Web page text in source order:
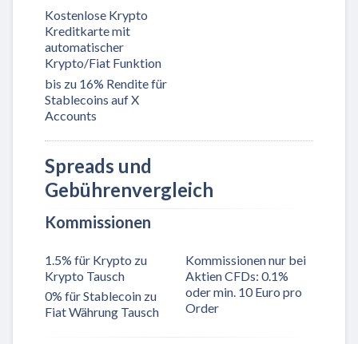
Kostenlose Krypto
Kreditkarte mit
automatischer
Krypto/Fiat Funktion
bis zu 16% Rendite für
Stablecoins auf X
Accounts
Spreads und
Gebührenvergleich
Kommissionen
1.5% für Krypto zu
Krypto Tausch
0% für Stablecoin zu
Fiat Währung Tausch
Kommissionen nur bei
Aktien CFDs: 0.1%
oder min. 10 Euro pro
Order